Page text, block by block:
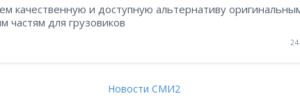
качественную и доступную альтернативу
частям для грузовиков
Новости СМИ2